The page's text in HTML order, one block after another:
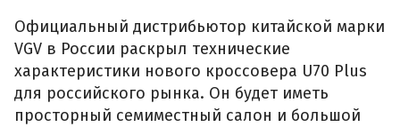
Официальный дистрибьютор китайской марки
VGV в России раскрыл технические
характеристики нового кроссовера U70 Plus
для российского рынка. Он будет иметь
просторный семиместный салон и большой